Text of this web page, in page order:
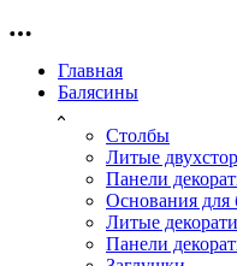
Главная
Балясины
Столбы
Литые
Панели
Основания для
Литые
Панели